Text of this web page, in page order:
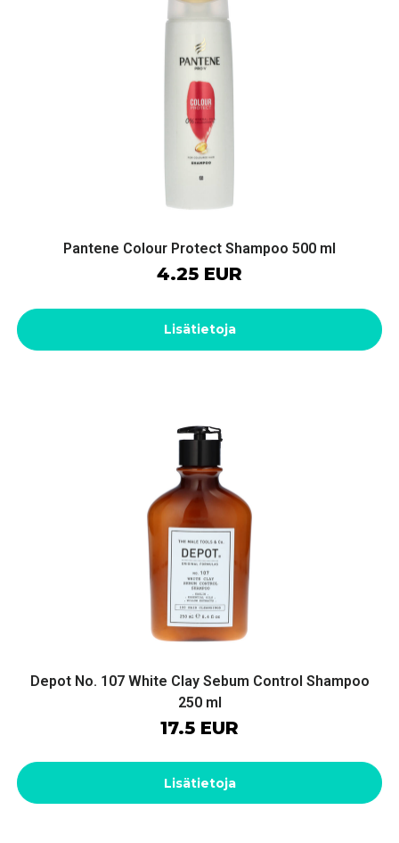
Pantene Colour Protect Shampoo 500 ml
4.25 EUR
Lisätietoja
Depot No. 107 White Clay Sebum Control Shampoo
250 ml
17.5 EUR
Lisätietoja